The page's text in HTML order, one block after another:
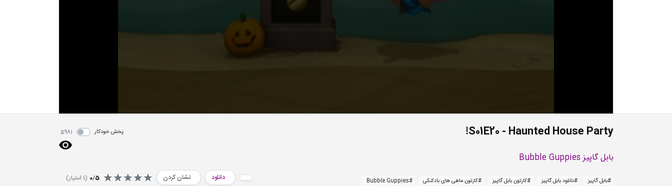
S01E20 - Haunted House Party! پخش خودکار 5981
بابل گاپیز Bubble Guppies
#بابل گاپیز #دانلود بابل گاپیز #کارتون بابل گاپیز #کارتون ماهی های بادکنکی #
Bubble Guppies
دانلود نشان کردن 0/5
(
1 امتیاز)